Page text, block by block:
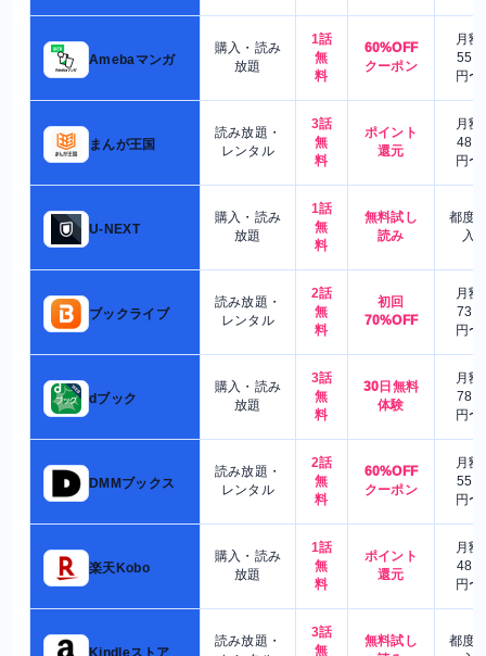
Amebaマンガ
購入・読み
放題
1話
無
料
60%OFF
クーポン
月額
550
円〜
まんが王国
読み放題・
レンタル
3話
無
料
ポイント
還元
月額
480
円〜
U-NEXT
購入・読み
放題
1話
無
料
無料試し
読み
都度
入
ブックライブ
読み放題・
レンタル
2話
無
料
初回
70%OFF
月額
730
円〜
dブック
購入・読み
放題
3話
無
料
30日無料
体験
月額
780
円〜
DMMブックス
読み放題・
レンタル
2話
無
料
60%OFF
クーポン
月額
550
円〜
楽天Kobo
購入・読み
放題
1話
無
料
ポイント
還元
月額
480
円〜
Kindleストア
読み放題・
3話
無
無料試し
都度